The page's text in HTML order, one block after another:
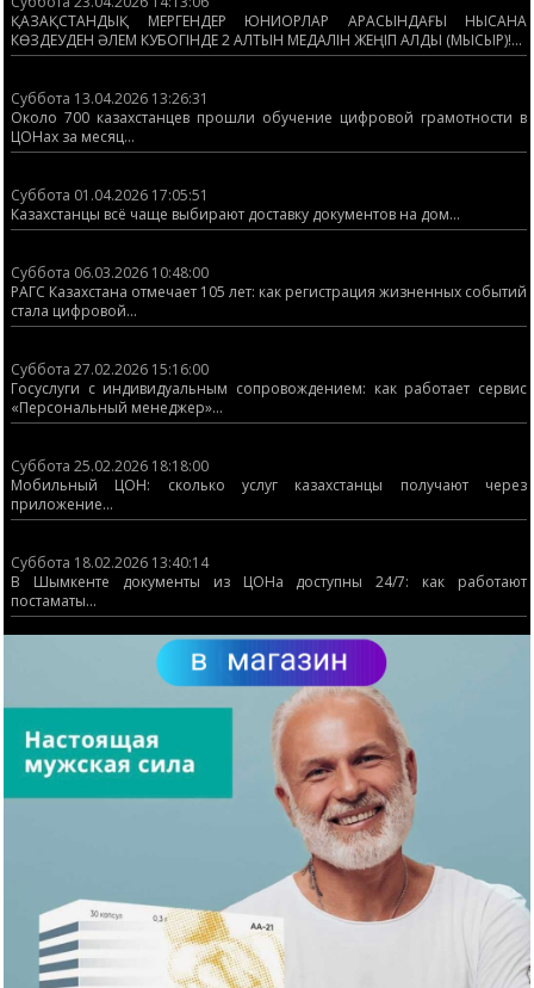
ҚАЗАҚСТАНДЫҚ МЕРГЕНДЕР ЮНИОРЛАР АРАСЫНДАҒЫ НЫСАНА
КӨЗДЕУДЕН ӘЛЕМ КУБОГІНДЕ 2 АЛТЫН МЕДАЛІН ЖЕҢІП АЛДЫ (МЫСЫР)!...
Суббота 13.04.2026 13:26:31
Около 700 казахстанцев прошли обучение цифровой грамотности в
ЦОНах за месяц...
Суббота 01.04.2026 17:05:51
Казахстанцы всё чаще выбирают доставку документов на дом...
Суббота 06.03.2026 10:48:00
РАГС Казахстана отмечает 105 лет: как регистрация жизненных событий
стала цифровой...
Суббота 27.02.2026 15:16:00
Госуслуги с индивидуальным сопровождением: как работает сервис
«Персональный менеджер»...
Суббота 25.02.2026 18:18:00
Мобильный ЦОН: сколько услуг казахстанцы получают через
приложение...
Суббота 18.02.2026 13:40:14
В Шымкенте документы из ЦОНа доступны 24/7: как работают
постаматы...